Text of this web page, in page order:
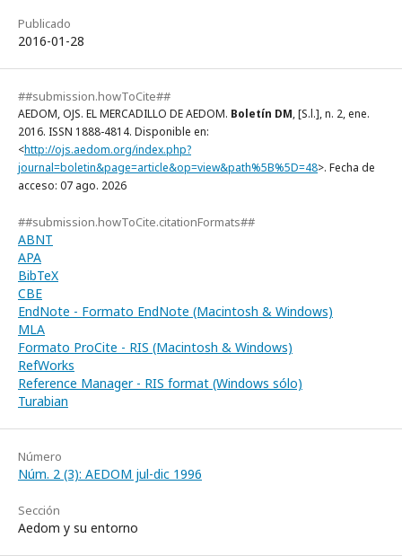
Publicado
2016-01-28
##submission.howToCite##
AEDOM, OJS. EL MERCADILLO DE AEDOM. Boletín DM, [S.l.], n. 2, ene.
2016. ISSN 1888-4814. Disponible en:
<http://ojs.aedom.org/index.php?
journal=boletin&page=article&op=view&path%5B%5D=48>. Fecha de
acceso: 07 ago. 2026
##submission.howToCite.citationFormats##
ABNT
APA
BibTeX
CBE
EndNote - Formato EndNote (Macintosh & Windows)
MLA
Formato ProCite - RIS (Macintosh & Windows)
RefWorks
Reference Manager - RIS format (Windows sólo)
Turabian
Número
Núm. 2 (3): AEDOM jul-dic 1996
Sección
Aedom y su entorno